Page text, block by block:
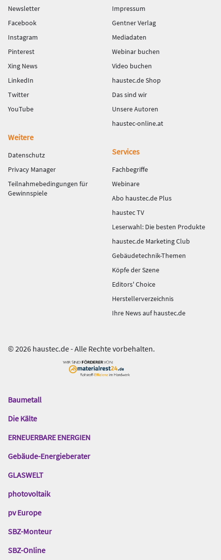
Newsletter
Facebook
Instagram
Pinterest
Xing News
LinkedIn
Twitter
YouTube
Impressum
Gentner Verlag
Mediadaten
Webinar buchen
Video buchen
haustec.de Shop
Das sind wir
Unsere Autoren
haustec-online.at
Weitere
Datenschutz
Privacy Manager
Teilnahmebedingungen für
Gewinnspiele
Services
Fachbegriffe
Webinare
Abo haustec.de Plus
haustec TV
Leserwahl: Die besten Produkte
haustec.de Marketing Club
Gebäudetechnik-Themen
Köpfe der Szene
Editors' Choice
Herstellerverzeichnis
Ihre News auf haustec.de
© 2026 haustec.de - Alle Rechte vorbehalten.
Das
Gentner
Baumetall
Die Kälte
ERNEUERBARE ENERGIEN
Gebäude-Energieberater
GLASWELT
photovoltaik
pv Europe
SBZ-Monteur
SBZ-Online